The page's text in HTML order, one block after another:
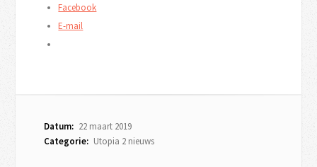
Facebook
E-mail
Datum: 22 maart 2019
Categorie: Utopia 2 nieuws